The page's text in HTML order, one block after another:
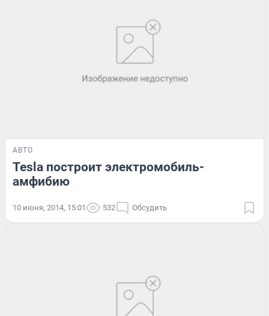
АВТО
Tesla построит электромобиль-
амфибию
10 июня, 2014, 15:01 532 Обсудить